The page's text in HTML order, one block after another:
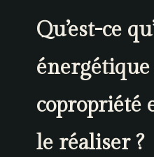
Qu’est-ce
énergétique
copropriété
le réaliser ?